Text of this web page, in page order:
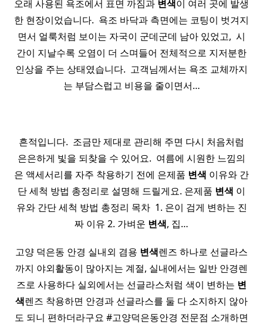
오래 사용된 욕조에서 표면 까짐과 변색이 여러 곳에 발생
한 현장이었습니다. ​ 욕조 바닥과 측면에는 코팅이 벗겨지
면서 얼룩처럼 보이는 자국이 군데군데 남아 있었고, ​ 시
간이 지날수록 오염이 더 스며들어 전체적으로 지저분한
인상을 주는 상태였습니다. ​ 고객님께서는 욕조 교체까지
는 부담스럽고 비용을 줄이면서…
흔적입니다. ​ 조금만 제대로 관리해 주면 다시 처음처럼
은은하게 빛을 되찾을 수 있어요. ​ 여름에 시원한 느낌의
은 액세서리를 자주 착용하기 전에 은제품 변색 이유와 간
단 세척 방법 총정리로 설명해 드릴게요. 은제품 변색 이
유와 간단 세척 방법 총정리 목차 ​ 1. 은이 검게 변하는 진
짜 이유 2. 가벼운 변색, 집…
고양 덕은동 안경 실내외 겸용 변색렌즈 하나로 선글라스
까지 야외활동이 많아지는 계절, 실내에서는 일반 안경렌
즈로 사용하다 실외에서는 선글라스처럼 색이 변하는 변
색렌즈 착용하면 안경과 선글라스를 둘 다 소지하지 않아
도 되니 편하더라구요 #고양덕은동안경 전문점 소개하면